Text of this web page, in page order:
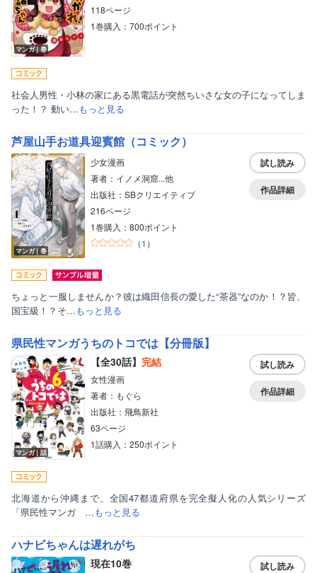
マンガ｜巻
118ページ
1巻購入：700ポイント
社会人男性・小林の家にある黒電話が突然ちいさな女の子になってしま
った！？ 動い…もっと見る
芦屋山手お道具迎賓館（コミック）
マンガ｜巻
少女漫画
著者：イノメ洞窟...他
出版社：SBクリエイティブ
216ページ
1巻購入：800ポイント
（1 ）
試し読み
作品詳細
ちょっと一服しませんか？彼は織田信長の愛した“茶器”なのか！？皆、
国宝級！？そ…もっと見る
県民性マンガうちのトコでは【分冊版】
マンガ｜話
【全30話】 完結
女性漫画
著者：もぐら
出版社：飛鳥新社
63ページ
1話購入：250ポイント
試し読み
作品詳細
北海道から沖縄まで、全国47都道府県を完全擬人化の人気シリーズ
「県民性マンガ …もっと見る
ハナビちゃんは遅れがち
現在10巻 試し読み